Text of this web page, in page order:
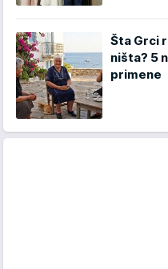
Šta Grci
ništa? 5
primene